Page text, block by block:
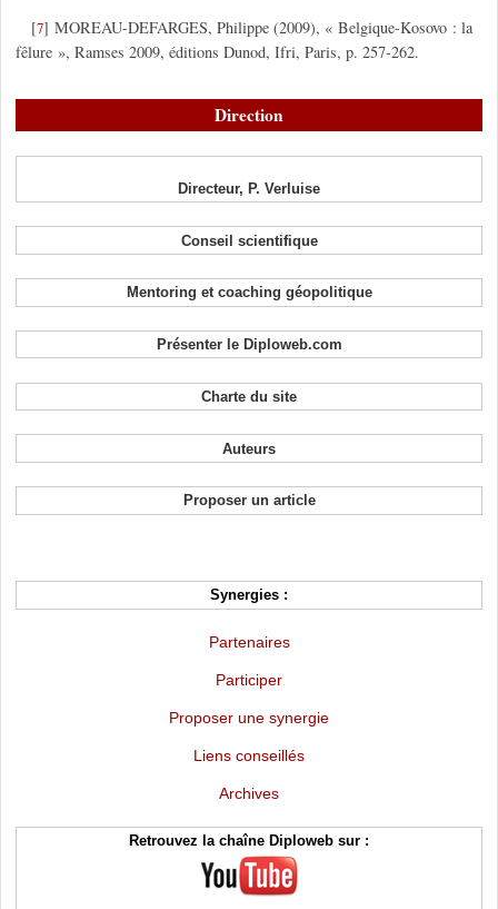
[7]MOREAU-DEFARGES, Philippe (2009), « Belgique-Kosovo : la
fêlure », Ramses 2009, éditions Dunod, Ifri, Paris, p. 257-262.
Direction
Directeur, P. Verluise
Conseil scientifique
Mentoring et coaching géopolitique
Présenter le Diploweb.com
Charte du site
Auteurs
Proposer un article
Synergies :
Partenaires
Participer
Proposer une synergie
Liens conseillés
Archives
Retrouvez la chaîne Diploweb sur :